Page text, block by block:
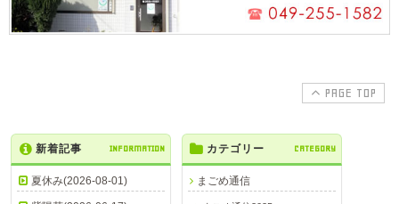
PAGE TOP
新着記事 INFORMATION
夏休み(2026-08-01)
カテゴリー CATEGORY
まごめ通信